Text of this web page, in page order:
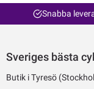
Snabba
Sveriges bästa
Butik i Tyresö